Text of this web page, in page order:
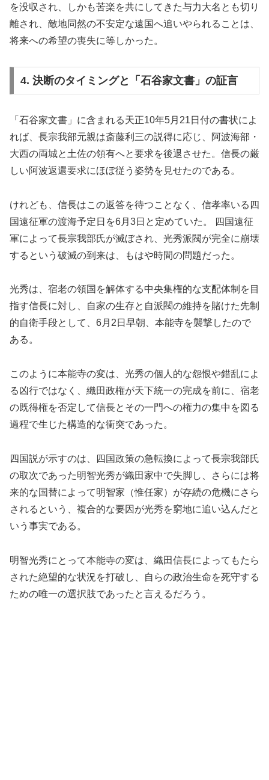
を没収され、しかも苦楽を共にしてきた与力大名とも切り
離され、敵地同然の不安定な遠国へ追いやられることは、
将来への希望の喪失に等しかった。
4. 決断のタイミングと「石谷家文書」の証言
「石谷家文書」に含まれる天正10年5月21日付の書状によ
れば、長宗我部元親は斎藤利三の説得に応じ、阿波海部・
大西の両城と土佐の領有へと要求を後退させた。信長の厳
しい阿波返還要求にほぼ従う姿勢を見せたのである。
けれども、信長はこの返答を待つことなく、信孝率いる四
国遠征軍の渡海予定日を6月3日と定めていた。 四国遠征
軍によって長宗我部氏が滅ぼされ、光秀派閥が完全に崩壊
するという破滅の到来は、もはや時間の問題だった。
光秀は、宿老の領国を解体する中央集権的な支配体制を目
指す信長に対し、自家の生存と自派閥の維持を賭けた先制
的自衛手段として、6月2日早朝、本能寺を襲撃したので
ある。
このように本能寺の変は、光秀の個人的な怨恨や錯乱によ
る凶行ではなく、織田政権が天下統一の完成を前に、宿老
の既得権を否定して信長とその一門への権力の集中を図る
過程で生じた構造的な衝突であった。
四国説が示すのは、四国政策の急転換によって長宗我部氏
の取次であった明智光秀が織田家中で失脚し、さらには将
来的な国替によって明智家（惟任家）が存続の危機にさら
されるという、複合的な要因が光秀を窮地に追い込んだと
いう事実である。
明智光秀にとって本能寺の変は、織田信長によってもたら
された絶望的な状況を打破し、自らの政治生命を死守する
ための唯一の選択肢であったと言えるだろう。